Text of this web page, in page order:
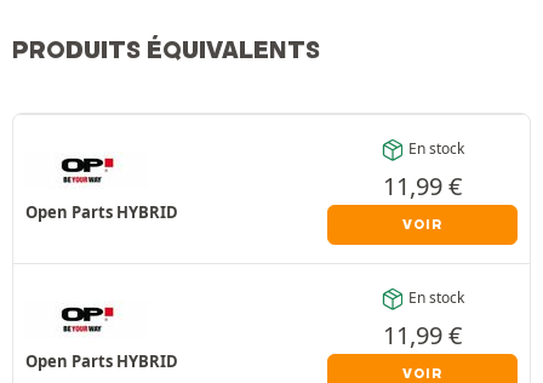
PRODUITS ÉQUIVALENTS
Open Parts HYBRID
En stock
11,99€
VOIR
Open Parts HYBRID
En stock
11,99€
VOIR